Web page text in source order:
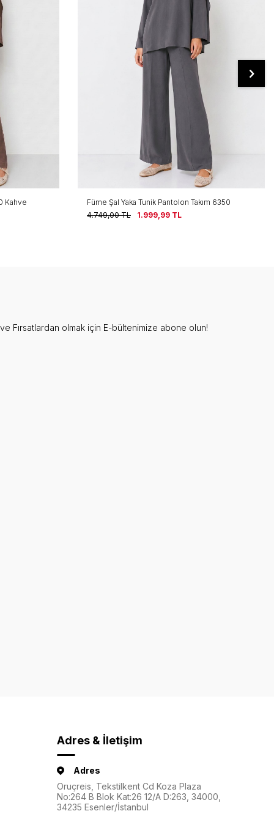
Kahve
Füme Şal Yaka Tunik Pantolon Takım 6350
4.749,00TL 1.999,99 TL
Fırsatlardan olmak için E-bültenimize abone olun!
Adres & İletişim
Adres
Oruçreis, Tekstilkent Cd Koza Plaza
No:264 B Blok Kat:26 12/A D:263, 34000,
34235 Esenler/İstanbul